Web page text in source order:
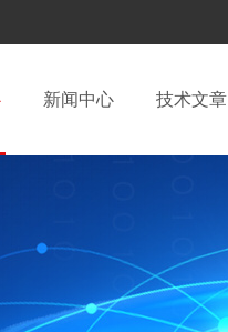
新闻中心 技术文章